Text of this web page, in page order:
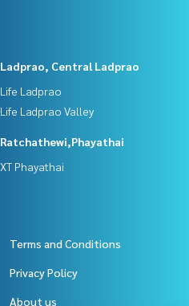
Ladprao, Central Ladprao
Life Ladprao
Life Ladprao Valley
Ratchathewi,Phayathai
XT Phayathai
Terms and Conditions
Privacy Policy
About us